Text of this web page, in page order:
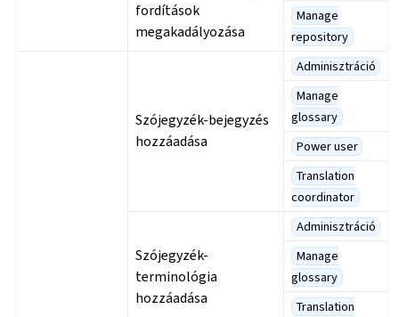
fordítások
megakadályozása
Manage
repository
Szójegyzék-bejegyzés
hozzáadása
Adminisztráció
Manage
glossary
Power user
Translation
coordinator
Szójegyzék-
terminológia
hozzáadása
Adminisztráció
Manage
glossary
Translation